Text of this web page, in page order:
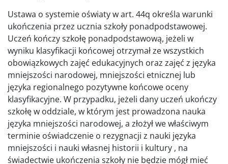
Ustawa o systemie oświaty w art. 44q określa warunki
ukończenia przez ucznia szkoły ponadpodstawowej.
Uczeń kończy szkołę ponadpodstawową, jeżeli w
wyniku klasyfikacji końcowej otrzymał ze wszystkich
obowiązkowych zajęć edukacyjnych oraz zajęć z języka
mniejszości narodowej, mniejszości etnicznej lub
języka regionalnego pozytywne końcowe oceny
klasyfikacyjne. W przypadku, jeżeli dany uczeń ukończy
szkołę w oddziale, w którym jest prowadzona nauka
języka mniejszości narodowej, a złożył we właściwym
terminie oświadczenie o rezygnacji z nauki języka
mniejszości i nauki własnej historii i kultury , na
świadectwie ukończenia szkoły nie będzie mógł mieć